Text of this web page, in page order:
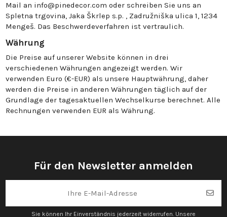
Mail an info@pinedecor.com oder schreiben Sie uns an
Spletna trgovina, Jaka Škrlep s.p. , Zadružniška ulica 1, 1234
Mengeš. Das Beschwerdeverfahren ist vertraulich.
Währung
Die Preise auf unserer Website können in drei
verschiedenen Währungen angezeigt werden. Wir
verwenden Euro (€-EUR) als unsere Hauptwährung, daher
werden die Preise in anderen Währungen täglich auf der
Grundlage der tagesaktuellen Wechselkurse berechnet. Alle
Rechnungen verwenden EUR als Währung.
Für den Newsletter anmelden
Sie können Ihr Einverständnis jederzeit widerrufen. Unsere